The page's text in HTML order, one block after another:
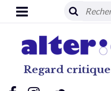
Regard critique